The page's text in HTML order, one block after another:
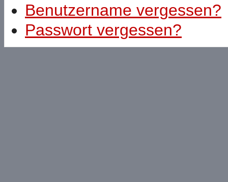
Benutzername vergessen?
Passwort vergessen?